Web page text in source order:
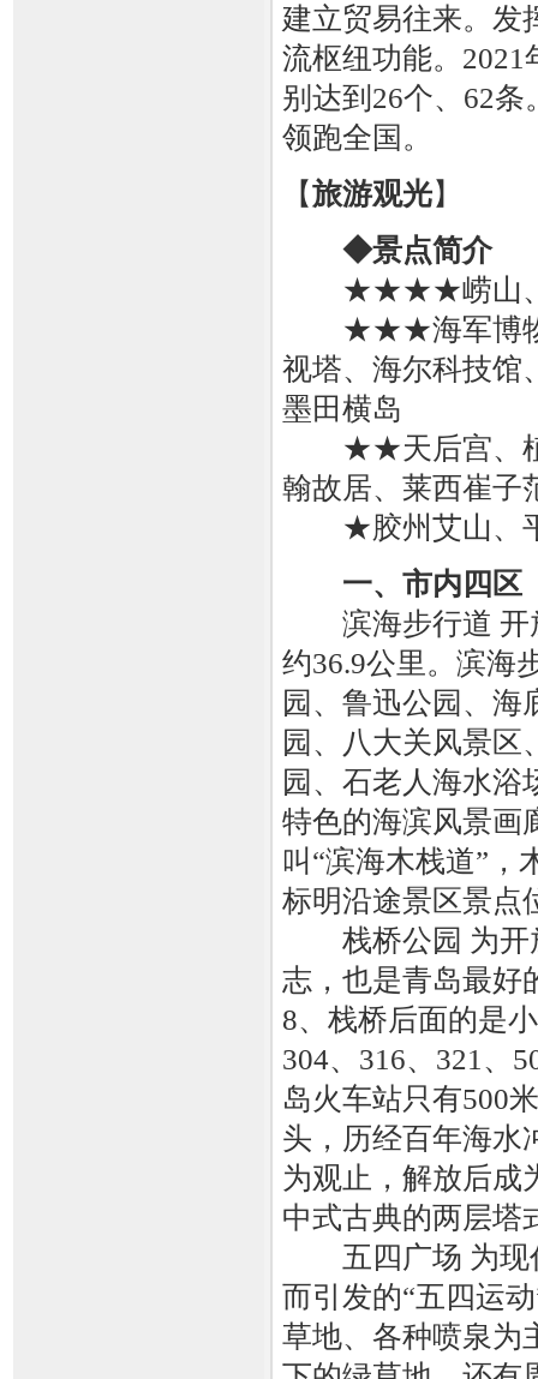
建立贸易往来。发
流枢纽功能。
别达到26个、62
领跑全国。
【旅游观光】
◆景点简介
★★★★崂山、
★★★海军博物
视塔、海尔科技馆
墨田横岛
★★天后宫、植
翰故居、莱西崔子
★胶州艾山、
一、市内四区
滨海步行道 开
约36.9公里。滨海
园、鲁迅公园、海
园、八大关风景区
园、石老人海水浴
特色的海滨风景画
叫“滨海木栈道”，
标明沿途景区景点
栈桥公园 为开
志，也是青岛最好
8、栈桥后面的是
304、316、321、
岛火车站只有500
头，历经百年海水
为观止，解放后成
中式古典的两层
五四广场 为现
而引发的“五四运
草地、各种喷泉为